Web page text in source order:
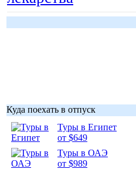
Куда поехать в отпуск
Туры в Египет
от $649
Туры в ОАЭ
от $989